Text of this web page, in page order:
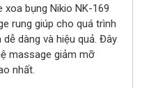
xoa bụng Nikio NK-169
rung giúp cho quá trình
dàng và hiệu quả. Đây
massage giảm mỡ
nhất.